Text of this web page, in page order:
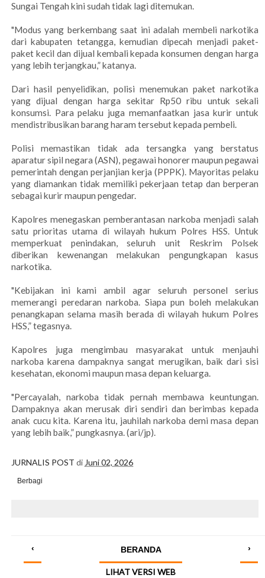
Sungai Tengah kini sudah tidak lagi ditemukan.
"Modus yang berkembang saat ini adalah membeli narkotika
dari kabupaten tetangga, kemudian dipecah menjadi paket-
paket kecil dan dijual kembali kepada konsumen dengan harga
yang lebih terjangkau,” katanya.
Dari hasil penyelidikan, polisi menemukan paket narkotika
yang dijual dengan harga sekitar Rp50 ribu untuk sekali
konsumsi. Para pelaku juga memanfaatkan jasa kurir untuk
mendistribusikan barang haram tersebut kepada pembeli.
Polisi memastikan tidak ada tersangka yang berstatus
aparatur sipil negara (ASN), pegawai honorer maupun pegawai
pemerintah dengan perjanjian kerja (PPPK). Mayoritas pelaku
yang diamankan tidak memiliki pekerjaan tetap dan berperan
sebagai kurir maupun pengedar.
Kapolres menegaskan pemberantasan narkoba menjadi salah
satu prioritas utama di wilayah hukum Polres HSS. Untuk
memperkuat penindakan, seluruh unit Reskrim Polsek
diberikan kewenangan melakukan pengungkapan kasus
narkotika.
"Kebijakan ini kami ambil agar seluruh personel serius
memerangi peredaran narkoba. Siapa pun boleh melakukan
penangkapan selama masih berada di wilayah hukum Polres
HSS,” tegasnya.
Kapolres juga mengimbau masyarakat untuk menjauhi
narkoba karena dampaknya sangat merugikan, baik dari sisi
kesehatan, ekonomi maupun masa depan keluarga.
"Percayalah, narkoba tidak pernah membawa keuntungan.
Dampaknya akan merusak diri sendiri dan berimbas kepada
anak cucu kita. Karena itu, jauhilah narkoba demi masa depan
yang lebih baik,” pungkasnya. (ari/jp).
JURNALIS POST di Juni 02, 2026
Berbagi
‹ ›
BERANDA
LIHAT VERSI WEB